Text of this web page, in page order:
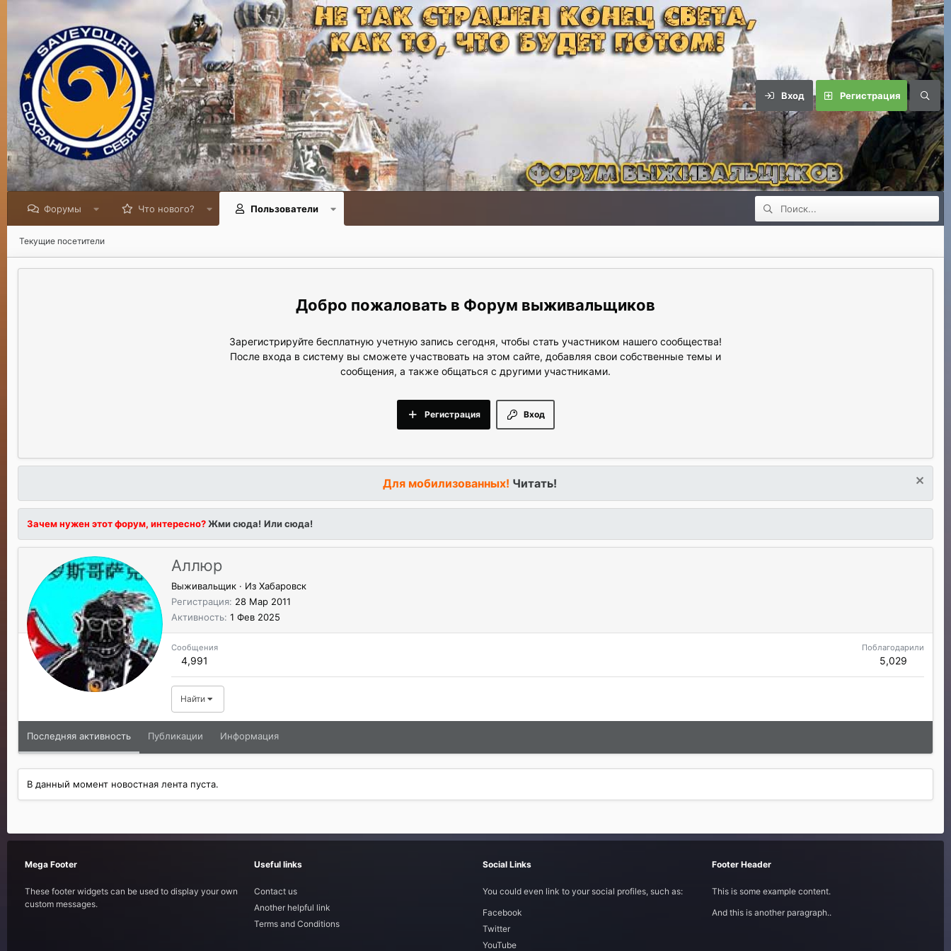
Вход Регистрация
Форумы Что нового? Пользователи
Текущие посетители
Форум выживальщиков
Зарегистрируйте бесплатную учетную запись сегодня, чтобы стать участником нашего сообщества!
После входа в систему вы сможете участвовать на этом сайте, добавляя свои собственные темы и
сообщения, а также общаться с другими участниками.
Вход
Регистрация
Для мобилизованных! Читать!
Зачем нужен этот форум, интересно?Жми сюда! Или сюда!
Аллюр
Выживальщик · Из Хабаровск
Регистрация 28 Мар 2011
Активность 1 Фев 2025
Сообщения
4,991
Поблагодарили
5,029
Найти
Последняя активность Публикации Информация
В данный момент новостная лента пуста.
Mega Footer
These footer widgets can be used to display your own
custom messages.
Useful links
Contact us
Another helpful link
Terms and Conditions
Social Links
You could even link to your social profiles, such as:
Facebook
Twitter
YouTube
Footer Header
This is some example content.
And this is another paragraph..